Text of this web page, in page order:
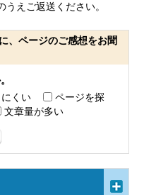
えご返送ください。
、ページのご感想をお聞
くい
ページを探
文章量が多い